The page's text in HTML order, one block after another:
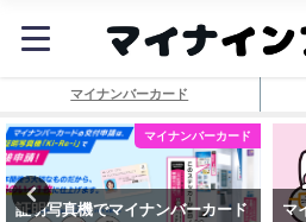
マイナンバーカード
マイナンバーカード
証明写真機でマイナンバーカード
マ